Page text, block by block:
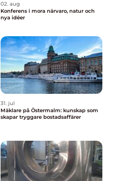
02. aug
Konferens i mora närvaro, natur och
nya idéer
31. jul
Mäklare på Östermalm: kunskap som
skapar tryggare bostadsaffärer